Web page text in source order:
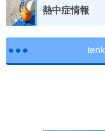
熱中症情報